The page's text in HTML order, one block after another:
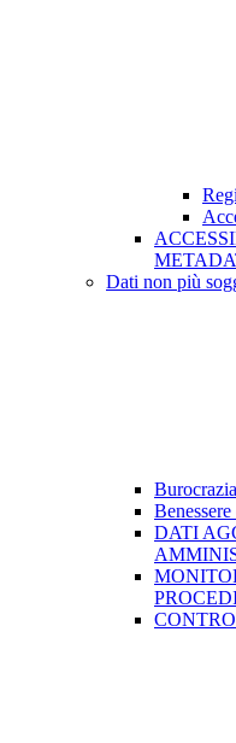
Dati non più
DATI